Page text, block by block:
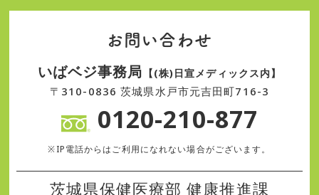
お問い合わせ
いばベジ事務局 【(株)日宣メディックス内】
〒310-0836 茨城県水戸市元吉田町716-3
0120-210-877
※IP電話からはご利用になれない場合がございます。
茨城県保健医療部 健康推進課